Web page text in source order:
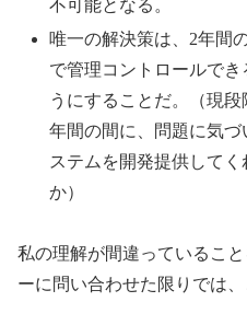
不可能となる。
唯一の解決策は、2年間
で管理コントロールで
うにすることだ。（現
年間の間に、問題に気
ステムを開発提供して
か）
私の理解が間違っているこ
ーに問い合わせた限りでは